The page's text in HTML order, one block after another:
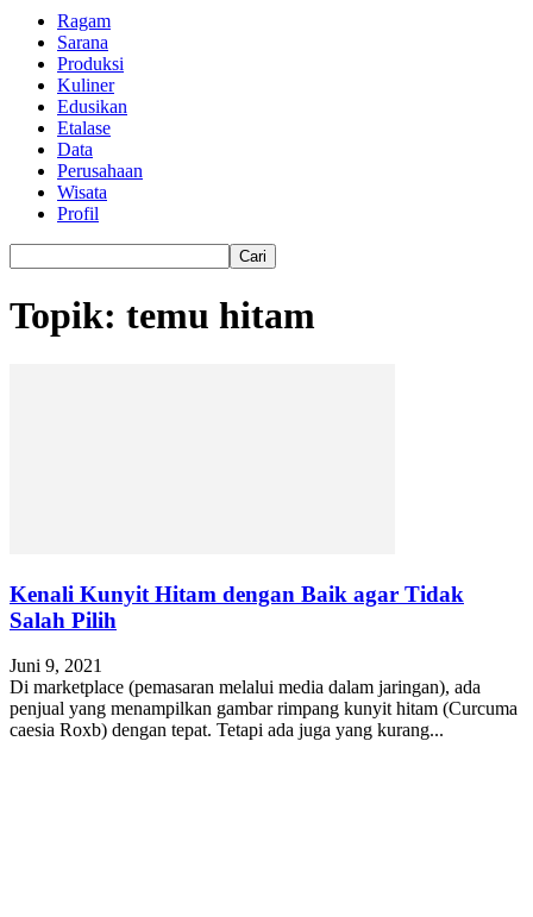
Ragam
Sarana
Produksi
Kuliner
Edusikan
Etalase
Data
Perusahaan
Wisata
Profil
Topik: temu hitam
Kenali Kunyit Hitam dengan Baik agar Tidak
Salah Pilih
Juni 9, 2021
Di marketplace (pemasaran melalui media dalam jaringan), ada
penjual yang menampilkan gambar rimpang kunyit hitam (Curcuma
caesia Roxb) dengan tepat. Tetapi ada juga yang kurang...